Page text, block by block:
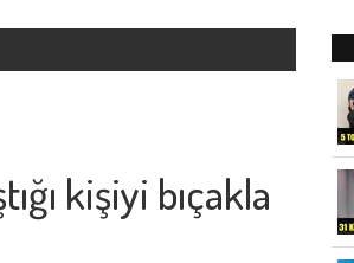
kişiyi bıçakla